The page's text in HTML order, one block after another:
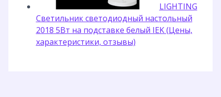
LIGHTING
Светильник светодиодный настольный
2018 5Вт на подставке белый IEK (Цены,
характеристики, отзывы)